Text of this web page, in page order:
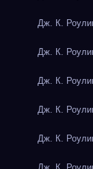
Дж. К.
Дж. К.
Дж. К.
Дж. К.
Дж. К.